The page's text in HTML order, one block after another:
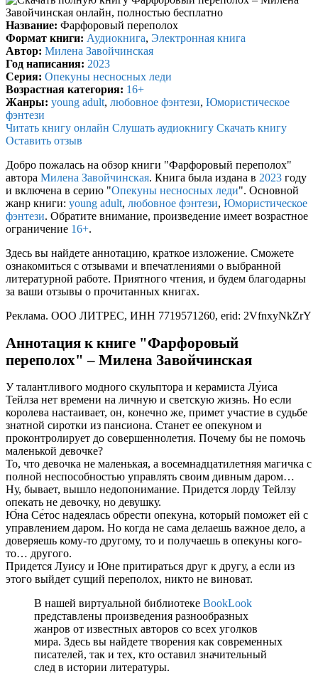
Название: Фарфоровый переполох
Формат книги: Аудиокнига, Электронная книга
Автор: Милена Завойчинская
Год написания: 2023
Серия: Опекуны несносных леди
Возрастная категория: 16+
Жанры: young adult, любовное фэнтези, Юмористическое
фэнтези
Читать книгу онлайн Слушать аудиокнигу Скачать книгу
Оставить отзыв
Добро пожалась на обзор книги "Фарфоровый переполох"
автора Милена Завойчинская. Книга была издана в 2023 году
и включена в серию "Опекуны несносных леди". Основной
жанр книги: young adult, любовное фэнтези, Юмористическое
фэнтези. Обратите внимание, произведение имеет возрастное
ограничение 16+.
Здесь вы найдете аннотацию, краткое изложение. Сможете
ознакомиться с отзывами и впечатлениями о выбранной
литературной работе. Приятного чтения, и будем благодарны
за ваши отзывы о прочитанных книгах.
Реклама. ООО ЛИТРЕС, ИНН 7719571260, erid: 2VfnxyNkZrY
Аннотация к книге "Фарфоровый
переполох" – Милена Завойчинская
У талантливого модного скульптора и керамиста Лу́иса
Тейлза нет времени на личную и светскую жизнь. Но если
королева настаивает, он, конечно же, примет участие в судьбе
знатной сиротки из пансиона. Станет ее опекуном и
проконтролирует до совершеннолетия. Почему бы не помочь
маленькой девочке?
То, что девочка не маленькая, а восемнадцатилетняя магичка с
полной неспособностью управлять своим дивным даром…
Ну, бывает, вышло недопонимание. Придется лорду Тейлзу
опекать не девочку, но девушку.
Ю́на Се́тос надеялась обрести опекуна, который поможет ей с
управлением даром. Но когда не сама делаешь важное дело, а
доверяешь кому-то другому, то и получаешь в опекуны кого-
то… другого.
Придется Луису и Юне притираться друг к другу, а если из
этого выйдет сущий переполох, никто не виноват.
В нашей виртуальной библиотеке BookLook
представлены произведения разнообразных
жанров от известных авторов со всех уголков
мира. Здесь вы найдете творения как современных
писателей, так и тех, кто оставил значительный
след в истории литературы.